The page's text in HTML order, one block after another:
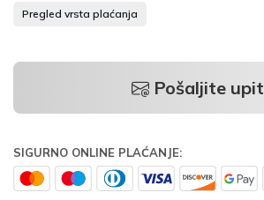
Pregled vrsta plaćanja
Pošaljite upit
SIGURNO ONLINE PLAĆANJE: